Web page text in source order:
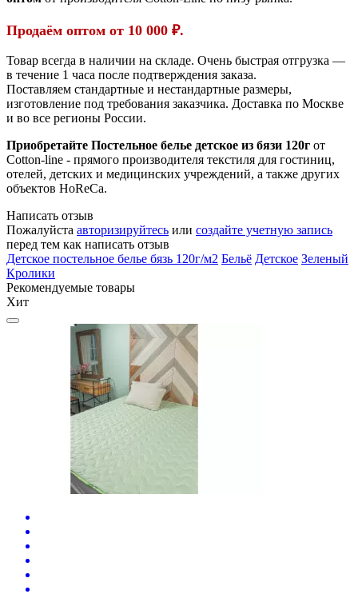
Продаём оптом от 10 000 ₽.
Товар всегда в наличии на складе. Очень быстрая отгрузка —
в течение 1 часа после подтверждения заказа.
Поставляем стандартные и нестандартные размеры,
изготовление под требования заказчика. Доставка по Москве
и во все регионы России.
Приобретайте Постельное белье детское из бязи 120г от
Cotton-line - прямого производителя текстиля для гостиниц,
отелей, детских и медицинских учреждений, а также других
объектов HoReCa.
Написать отзыв
Пожалуйста авторизируйтесь или создайте учетную запись
перед тем как написать отзыв
Детское постельное белье бязь 120г/м2 Бельё Детское Зеленый
Кролики
Рекомендуемые товары
Хит